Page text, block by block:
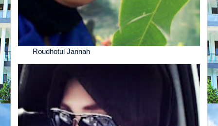
Roudhotul Jannah